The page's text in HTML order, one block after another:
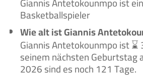
Basketballspieler
Wie alt ist Giannis
Giannis Antetokounmpo ist ⌛
seinem nächsten Geburtstag
2026 sind es noch 121 Tage.